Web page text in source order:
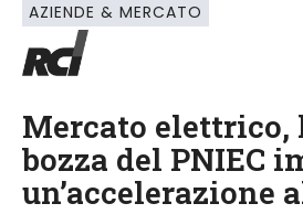
AZIENDE & MERCATO
Mercato elettrico,
bozza del PNIEC
un’accelerazione